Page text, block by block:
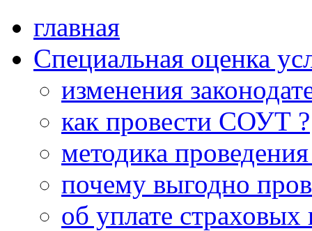
главная
Специальная оценка
изменения
как провести СОУТ ?
методика
почему выгодно
об уплате страховых